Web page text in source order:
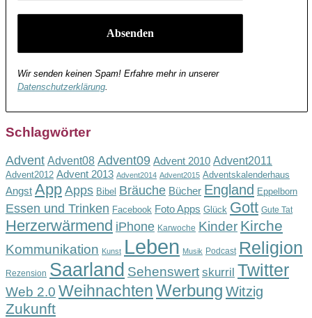
Wir senden keinen Spam! Erfahre mehr in unserer
Datenschutzerklärung
Schlagwörter
Advent Advent08 Advent09 Advent 2010 Advent2011
Advent2012 Advent 2013 Advent2014 Advent2015 Adventskalenderhaus
Angst App Apps Bibel Bräuche Bücher England Eppelborn
Essen und Trinken Facebook Foto Apps Glück Gott Gute Tat
Herzerwärmend iPhone Karwoche Kinder Kirche
Kommunikation Kunst Leben Musik Podcast Religion
Rezension Saarland Sehenswert skurril Twitter
Web 2.0 WeihnachtenWerbung Witzig
Zukunft